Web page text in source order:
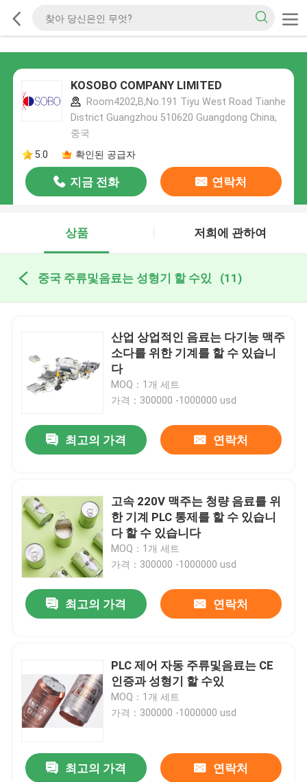
KOSOBO COMPANY LIMITED
Room4202,B,No.191 Tiyu West Road Tianhe
District Guangzhou 510620 Guangdong China,
중국
5.0
확인된 공급자
지금 전화 연락처
상품 저희에 관하여
중국 주류및음료는 성형기 할 수있 (11)
산업 상업적인 음료는 다기능 맥주
소다를 위한 기계를 할 수 있습니
다
MOQ：1개 세트
가격：300000 -1000000 usd
최고의 가격 연락처
고속 220V 맥주는 청량 음료를 위
한 기계 PLC 통제를 할 수 있습니
다 할 수 있습니다
MOQ：1개 세트
가격：300000 -1000000 usd
최고의 가격 연락처
PLC 제어 자동 주류및음료는 CE
인증과 성형기 할 수있
MOQ：1개 세트
가격：300000 -1000000 usd
최고의 가격 연락처